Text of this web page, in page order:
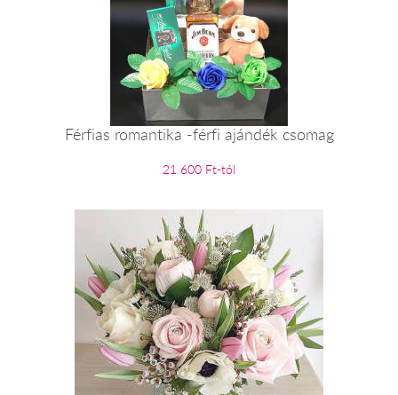
Férfias romantika -férfi ajándék csomag
21 600 Ft-tól